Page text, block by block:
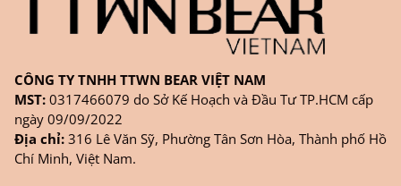
CÔNG TY TNHH TTWN BEAR VIỆT NAM
MST: 0317466079 do Sở Kế Hoạch và Đầu Tư TP.HCM cấp
ngày 09/09/2022
Địa chỉ: 316 Lê Văn Sỹ, Phường Tân Sơn Hòa, Thành phố Hồ
Chí Minh, Việt Nam.